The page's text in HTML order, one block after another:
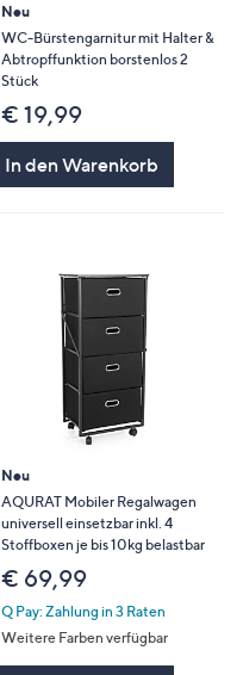
Neu
WC-Bürstengarnitur mit Halter &
Abtropffunktion borstenlos 2
Stück
€ 19,99
In den Warenkorb
Neu
AQURAT Mobiler Regalwagen
universell einsetzbar inkl. 4
Stoffboxen je bis 10kg belastbar
€ 69,99
Q Pay: Zahlung in 3 Raten
Weitere Farben verfügbar